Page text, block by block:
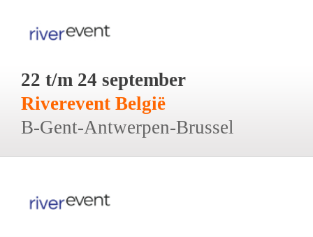
22 t/m 24 september
Riverevent België
B-Gent-Antwerpen-Brussel